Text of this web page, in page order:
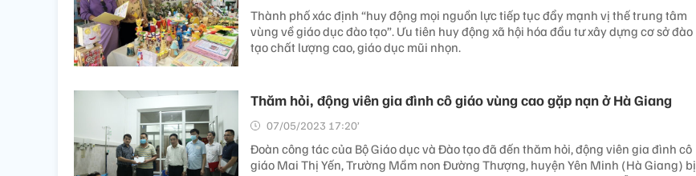
Thành phố xác định “huy động mọi nguồn lực tiếp tục đẩy mạnh vị thế trung tâm
vùng về giáo dục đào tạo”. Ưu tiên huy động xã hội hóa đầu tư xây dựng cơ sở đào
tạo chất lượng cao, giáo dục mũi nhọn.
Thăm hỏi, động viên gia đình cô giáo vùng cao gặp nạn ở Hà Giang
07/05/2023 17:20’
Đoàn công tác của Bộ Giáo dục và Đào tạo đã đến thăm hỏi, động viên gia đình cô
giáo Mai Thị Yến, Trường Mầm non Đường Thượng, huyện Yên Minh (Hà Giang) bị